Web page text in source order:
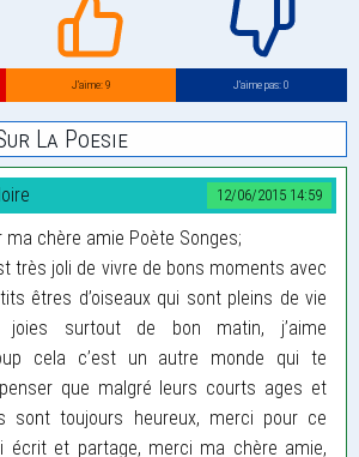
J’aime: 9 J’aime pas: 0
La Poesie
12/06/2015 14:59
ma chère amie Poète Songes;
très joli de vivre de bons moments avec
êtres d’oiseaux qui sont pleins de vie
surtout de bon matin, j’aime
cela c’est un autre monde qui te
que malgré leurs courts ages et
sont toujours heureux, merci pour ce
écrit et partage, merci ma chère amie,